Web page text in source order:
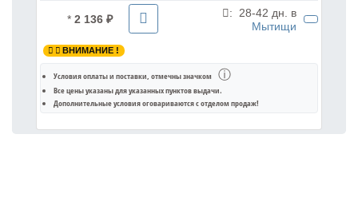
* 2 136 ₽ : 28-42 дн. в
Мытищи
ВНИМАНИЕ !
Условия оплаты и поставки, отмечны значком ⓘ
Все цены указаны дляуказанных пунктов выдачи.
Дополнительные условия оговариваются с отделом продаж!